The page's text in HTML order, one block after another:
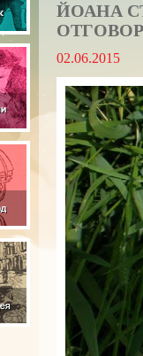
ЙОАНА
02.06.2015